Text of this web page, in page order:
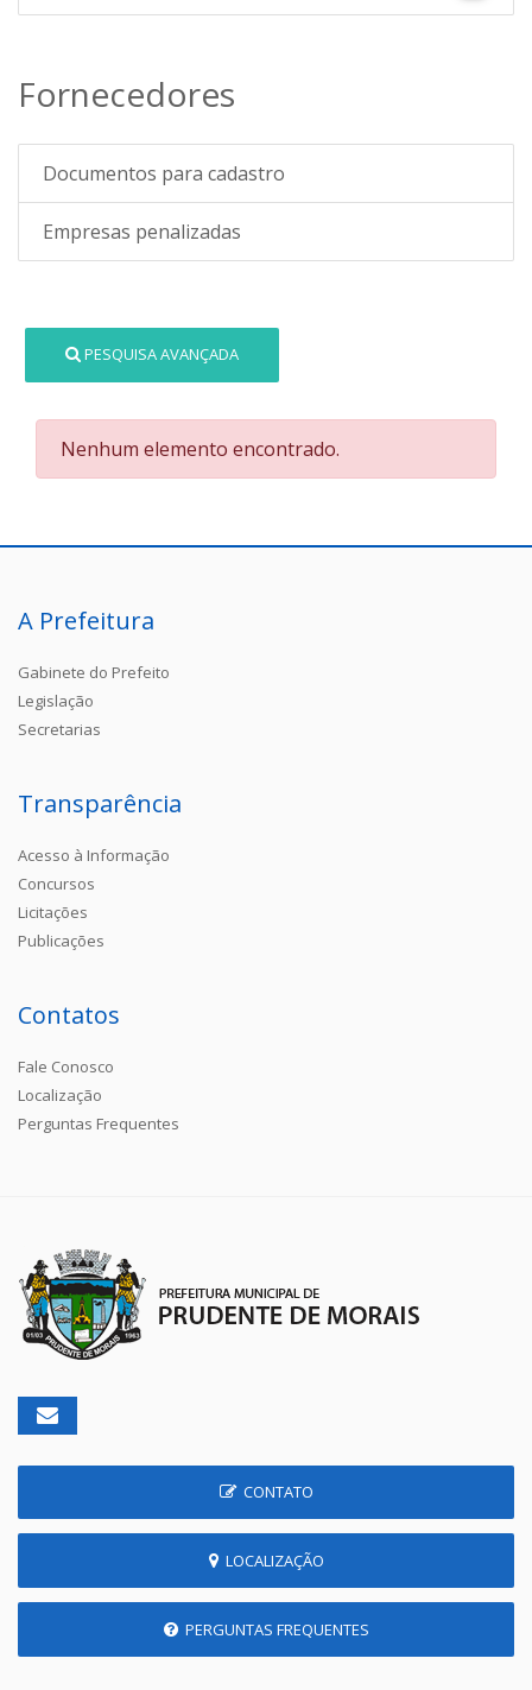
Fornecedores
Documentos para cadastro
Empresas penalizadas
PESQUISA AVANÇADA
Nenhum elemento encontrado.
A Prefeitura
Gabinete do Prefeito
Legislação
Secretarias
Transparência
Acesso à Informação
Concursos
Licitações
Publicações
Contatos
Fale Conosco
Localização
Perguntas Frequentes
CONTATO
LOCALIZAÇÃO
PERGUNTAS FREQUENTES